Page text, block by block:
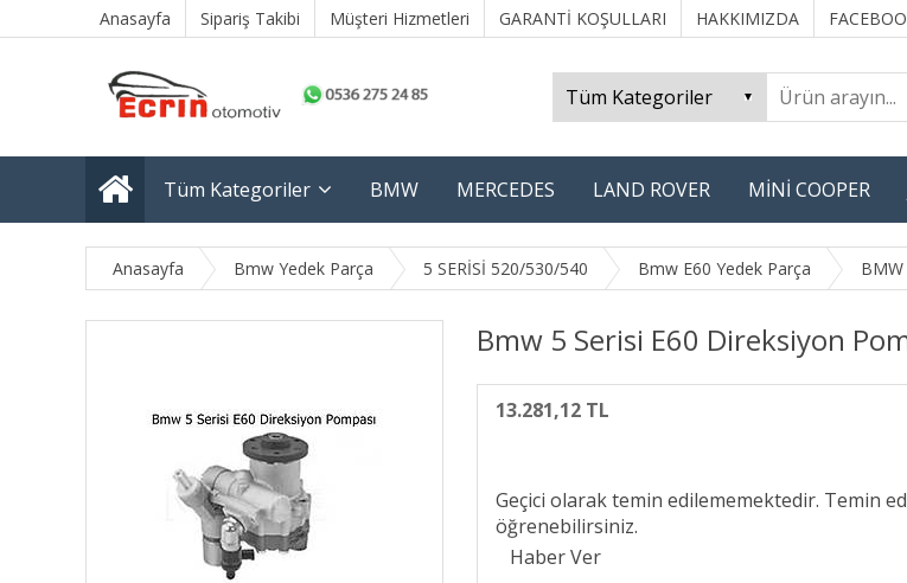
Anasayfa Sipariş Takibi Müşteri Hizmetleri GARANTİ KOŞULLARI HAKKIMIZDA
Tüm Kategoriler BMW MERCEDES LAND ROVER MİNİ COOPER
Anasayfa Bmw Yedek Parça 5 SERİSİ 520/530/540 Bmw E60 Yedek Parça BMW
Bmw 5 Serisi E60 Direksiyon
13.281,12 TL
Geçici olarak temin edilememektedir. Temin
öğrenebilirsiniz.